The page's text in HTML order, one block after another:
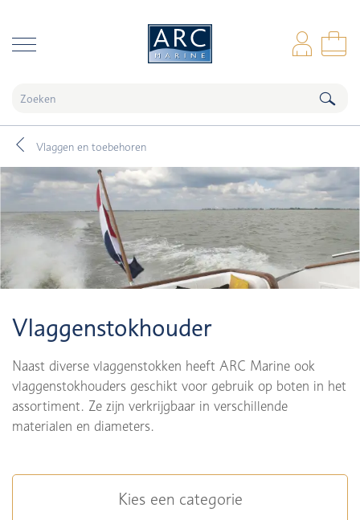
Vlaggen en toebehoren
Vlaggenstokhouder
Naast diverse vlaggenstokken heeft ARC Marine ook
vlaggenstokhouders geschikt voor gebruik op boten in het
assortiment. Ze zijn verkrijgbaar in verschillende
materialen en diameters.
Kies een categorie